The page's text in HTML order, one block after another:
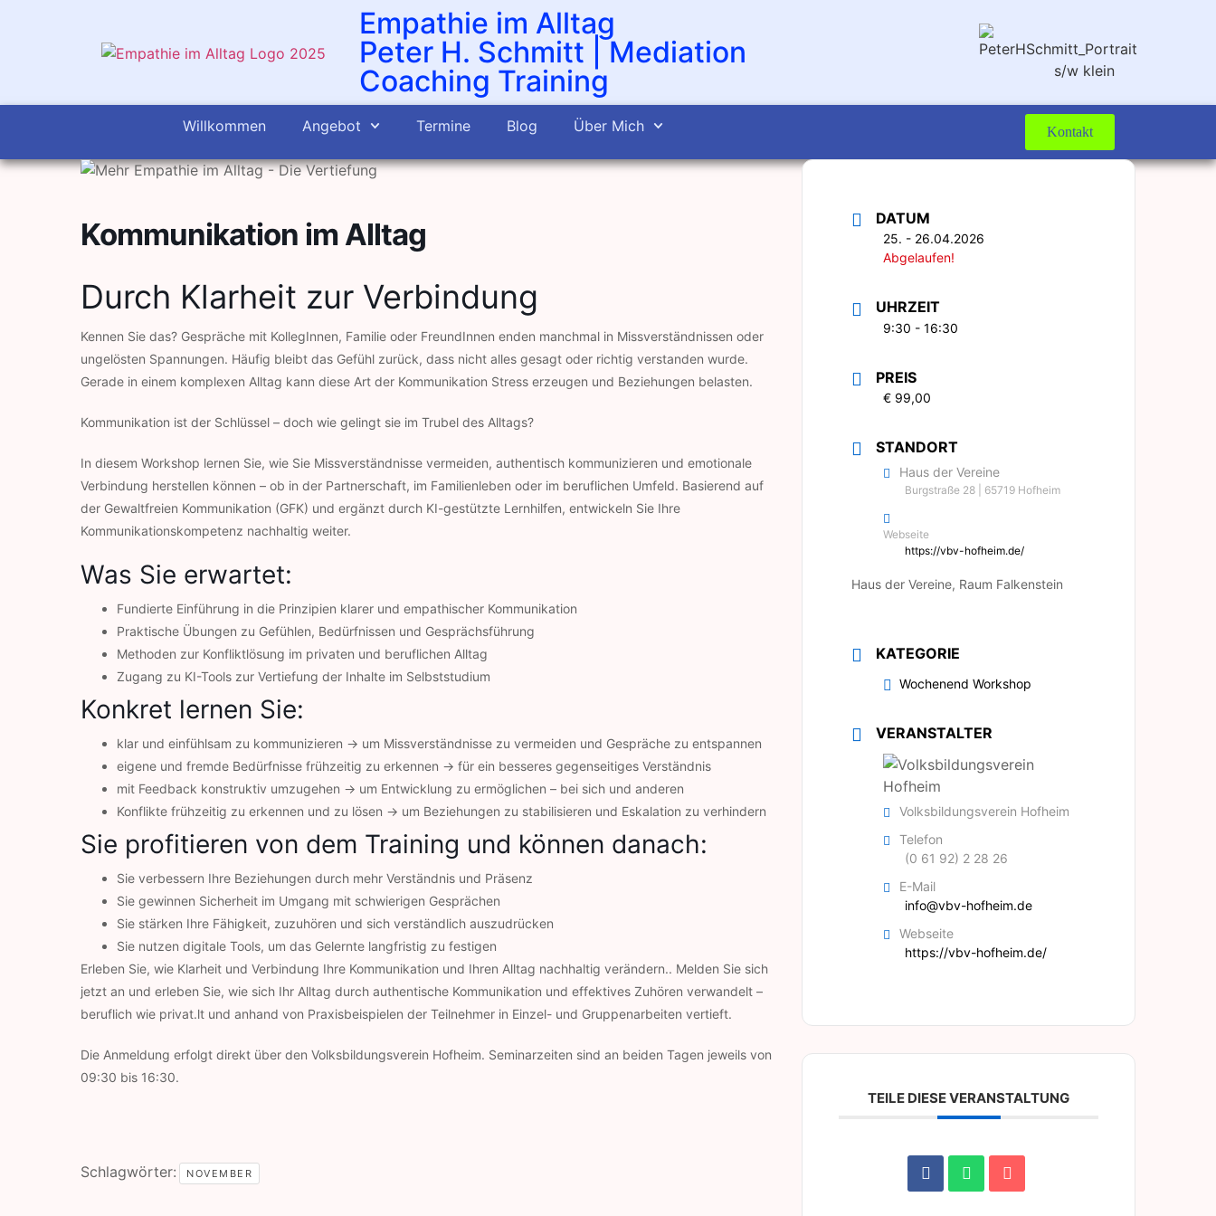
Empathie im Alltag
Peter H. Schmitt | Mediation
Coaching Training
Willkommen Angebot Termine Blog Über Mich Kontakt
Kommunikation im Alltag
Durch Klarheit zur Verbindung
Kennen Sie das? Gespräche mit KollegInnen, Familie oder FreundInnen enden manchmal in Missverständnissen oder
ungelösten Spannungen. Häufig bleibt das Gefühl zurück, dass nicht alles gesagt oder richtig verstanden wurde.
Gerade in einem komplexen Alltag kann diese Art der Kommunikation Stress erzeugen und Beziehungen belasten.
Kommunikation ist der Schlüssel – doch wie gelingt sie im Trubel des Alltags?
In diesem Workshop lernen Sie, wie Sie Missverständnisse vermeiden, authentisch kommunizieren und emotionale
Verbindung herstellen können – ob in der Partnerschaft, im Familienleben oder im beruflichen Umfeld. Basierend auf
der Gewaltfreien Kommunikation (GFK) und ergänzt durch KI-gestützte Lernhilfen, entwickeln Sie Ihre
Kommunikationskompetenz nachhaltig weiter.
Was Sie erwartet:
Fundierte Einführung in die Prinzipien klarer und empathischer Kommunikation
Praktische Übungen zu Gefühlen, Bedürfnissen und Gesprächsführung
Methoden zur Konfliktlösung im privaten und beruflichen Alltag
Zugang zu KI-Tools zur Vertiefung der Inhalte im Selbststudium
Konkret lernen Sie:
klar und einfühlsam zu kommunizieren → um Missverständnisse zu vermeiden und Gespräche zu entspannen
eigene und fremde Bedürfnisse frühzeitig zu erkennen → für ein besseres gegenseitiges Verständnis
mit Feedback konstruktiv umzugehen → um Entwicklung zu ermöglichen – bei sich und anderen
Konflikte frühzeitig zu erkennen und zu lösen → um Beziehungen zu stabilisieren und Eskalation zu verhindern
Sie profitieren von dem Training und können danach:
Sie verbessern Ihre Beziehungen durch mehr Verständnis und Präsenz
Sie gewinnen Sicherheit im Umgang mit schwierigen Gesprächen
Sie stärken Ihre Fähigkeit, zuzuhören und sich verständlich auszudrücken
Sie nutzen digitale Tools, um das Gelernte langfristig zu festigen
Erleben Sie, wie Klarheit und Verbindung Ihre Kommunikation und Ihren Alltag nachhaltig verändern.. Melden Sie sich
jetzt an und erleben Sie, wie sich Ihr Alltag durch authentische Kommunikation und effektives Zuhören verwandelt –
beruflich wie privat.lt und anhand von Praxisbeispielen der Teilnehmer in Einzel- und Gruppenarbeiten vertieft.
Die Anmeldung erfolgt direkt über den Volksbildungsverein Hofheim. Seminarzeiten sind an beiden Tagen jeweils von
09:30 bis 16:30.
Schlagwörter: NOVEMBER
DATUM
25. - 26.04.2026
Abgelaufen!
UHRZEIT
9:30 - 16:30
PREIS
€ 99,00
STANDORT
Haus der Vereine
Burgstraße 28 | 65719 Hofheim
Webseite
https://vbv-hofheim.de/
Haus der Vereine, Raum Falkenstein
KATEGORIE
Wochenend Workshop
VERANSTALTER
Volksbildungsverein Hofheim
Telefon
(0 61 92) 2 28 26
E-Mail
info@vbv-hofheim.de
Webseite
https://vbv-hofheim.de/
TEILE DIESE VERANSTALTUNG